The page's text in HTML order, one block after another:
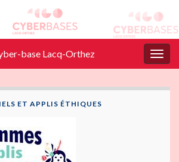
base Lacq-Orthez
ET APPLIS ÉTHIQUES